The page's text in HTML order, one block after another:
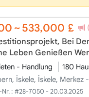
~533,000 £
Bei
Leben Genießen
- Handlung
180
İskele, İskele, Merkez
: #28-7050 - 20.03.2025